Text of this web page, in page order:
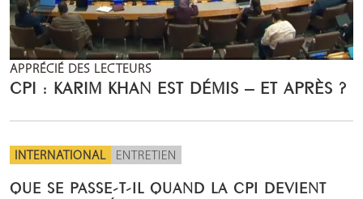
APPRÉCIÉ DES LECTEURS
CPI : KARIM KHAN EST DÉMIS – ET APRÈS ?
INTERNATIONAL ENTRETIEN
QUE SE PASSE-T-IL QUAND LA CPI DEVIENT